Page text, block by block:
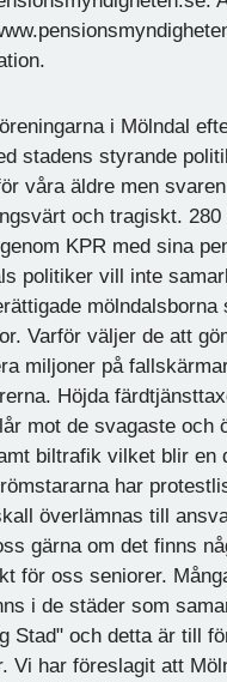
i Mölndal
stadens styrande
våra äldre men
och tragiskt.
KPR med sina
politiker vill inte
mölndalsborna
Varför väljer de att
miljoner på
Höjda
mot de svagaste och
biltrafik vilket blir en
har
överlämnas till
gärna om det finns
för oss seniorer.
i de städer som
Stad" och detta är till
Vi har föreslagit att